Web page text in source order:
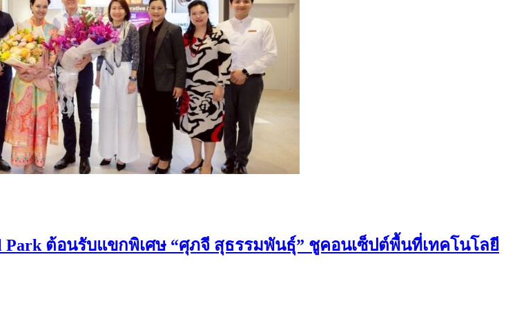
Park ต้อนรับแขกพิเศษ “ศุภจี สุธรรมพันธุ์” ชูคอนเซ็ปต์พื้นที่เทคโนโลยี